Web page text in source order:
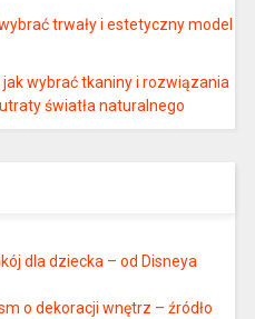
trwały i estetyczny model
wybrać tkaniny i rozwiązania
światła naturalnego
dla dziecka – od Disneya
o dekoracji wnętrz – źródło